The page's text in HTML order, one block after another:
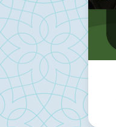
Chavoshi